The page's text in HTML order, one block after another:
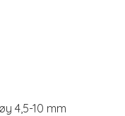
4,5-10 mm